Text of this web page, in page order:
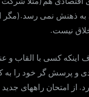
به ذهنش نمی رسد. (مگر
نیست.
کسی با القاب و
و پرسش گر خود را به
. از امتحان راههای جدید